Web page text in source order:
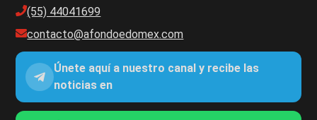
(55) 44041699
contacto@afondoedomex.com
Únete aquí a nuestro canal y recibe las
noticias en